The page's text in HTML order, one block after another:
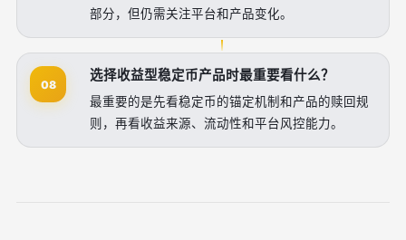
部分，但仍需关注平台和产品变化。
08
选择收益型稳定币产品时最重要看什么？
最重要的是先看稳定币的锚定机制和产品的赎回规
则，再看收益来源、流动性和平台风控能力。